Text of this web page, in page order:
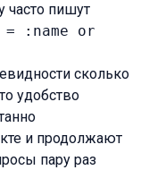
часто пишут
= :name or
сколько
удобство
и продолжают
пару раз